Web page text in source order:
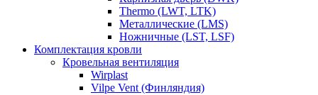
Thermo (LWT, LTK)
Металлические (LMS)
Ножничные (LST, LSF)
Комплектация кровли
Кровельная вентиляция
Wirplast
Vilpe Vent (Финляндия)